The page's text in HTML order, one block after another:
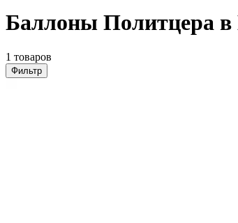
Баллоны Политцера в
1 товаров
Фильтр